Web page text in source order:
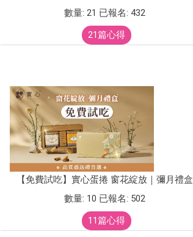
數量: 21 已報名: 432
21篇心得
【免費試吃】實心蛋捲 窗花綻放｜彌月禮盒
數量: 10 已報名: 502
11篇心得